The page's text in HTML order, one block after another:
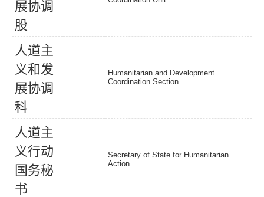
展协调
股
人道主
义和发
展协调
科
Humanitarian and Development
Coordination Section
人道主
义行动
国务秘
书
Secretary of State for Humanitarian
Action